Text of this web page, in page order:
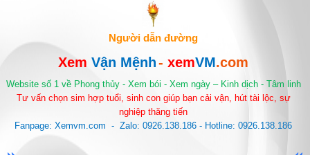
Người dẫn đường
Xem Vận Mệnh- xemVM.com
Website số 1 về Phong thủy - Xem bói - Xem ngày – Kinh dịch - Tâm linh
Tư vấn chọn sim hợp tuổi, sinh con giúp bạn cải vận, hút tài lộc, sự
nghiệp thăng tiến
Fanpage: Xemvm.com - Zalo: 0926.138.186 - Hotline: 0926.138.186